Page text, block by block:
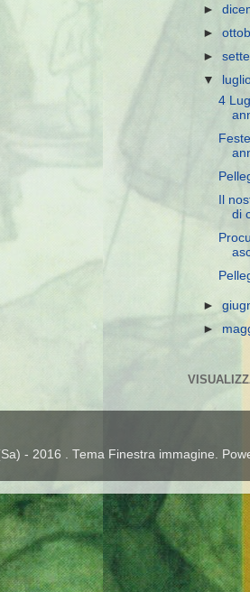
►
►
►
▼
4
Il
di
►
►
- 2016 . Tema Finestra immagine.